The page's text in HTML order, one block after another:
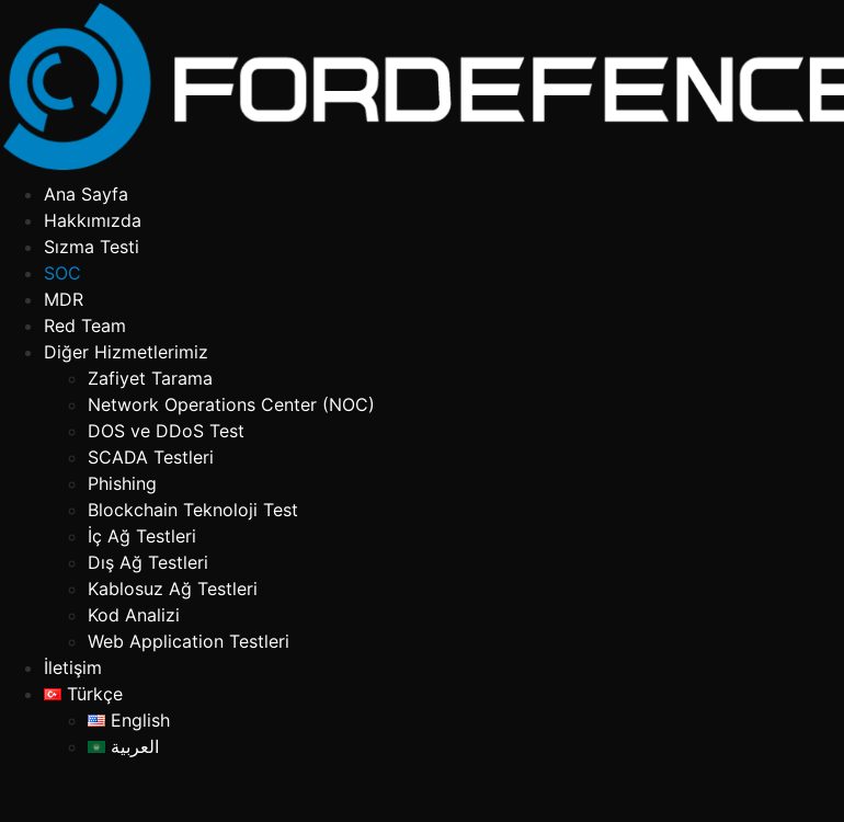
atla
Ana Sayfa
Hakkımızda
Sızma Testi
SOC
MDR
Red Team
Diğer Hizmetlerimiz
Zafiyet Tarama
Network Operations Center (NOC)
DOS ve DDoS Test
SCADA Testleri
Phishing
Blockchain Teknoloji Test
İç Ağ Testleri
Dış Ağ Testleri
Kablosuz Ağ Testleri
Kod Analizi
Web Application Testleri
İletişim
Türkçe
English
العربية